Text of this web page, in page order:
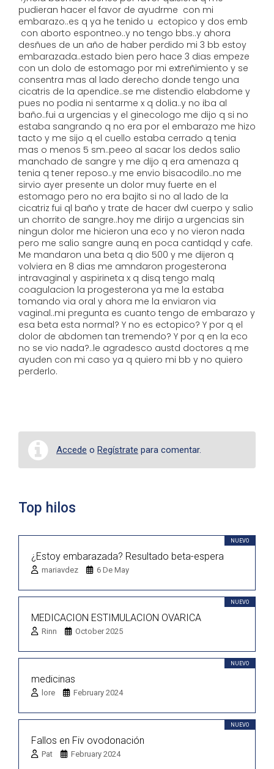
pudieran hacer el favor de ayudrme con mi
embarazo..es q ya he tenido u ectopico y dos emb
con aborto espontneo..y no tengo bbs..y ahora
desñues de un año de haber perdido mi 3 bb estoy
embarazada..estado bien pero hace 3 dias empeze
con un dolo de estomago por mi extreñimiento y se
consentra mas al lado derecho donde tengo una
cicatris de la apendice..se me distendio elabdome y
pues no podia ni sentarme x q dolia..y no iba al
baño..fui a urgencias y el ginecologo me dijo q si no
estaba sangrando q no era por el embarazo me hizo
tacto y me sijo q el cuello estaba cerrado q tenia
mas o menos 5 sm..peeo al sacar los dedos salio
manchado de sangre y me dijo q era amenaza q
tenia q tener reposo..y me envio bisacodilo..no me
sirvio ayer presente un dolor muy fuerte en el
estomago pero no era bajito si no al lado de la
cicatriz fui ql baño y trate de hacer dwl cuerpo y salio
un chorrito de sangre..hoy me dirijo a urgencias sin
ningun dolor me hicieron una eco y no vieron nada
pero me salio sangre aunq en poca cantidqd y cafe.
Me mandaron una beta q dio 500 y me dijeron q
volviera en 8 dias me amndaron progesterona
intravaginal y aspirineta x q disq tengo malq
coagulacion la progesterona ya me la estaba
tomando via oral y ahora me la enviaron via
vaginal..mi pregunta es cuanto tengo de embarazo y
esa beta esta normal? Y no es ectopico? Y por q el
dolor de abdomen tan tremendo? Y por q en la eco
no se vio nada?..le agradesco austd doctores q me
ayuden con mi caso ya q quiero mi bb y no quiero
perderlo.
Accede o Regístrate para comentar.
Top hilos
NUEVO
¿Estoy embarazada? Resultado beta-espera
mariavdez 6 De May
NUEVO
MEDICACION ESTIMULACION OVARICA
Rinn October 2025
NUEVO
medicinas
lore February 2024
NUEVO
Fallos en Fiv ovodonación
Pat February 2024